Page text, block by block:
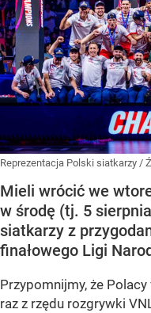
Reprezentacja Polski siatkarzy /
Mieli wrócić we
w środę (tj. 5
siatkarzy z
finałowego Ligi
Przypomnijmy, że
raz z rzędu rozgrywki